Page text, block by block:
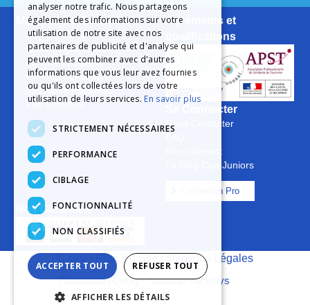
Mieux nous Connaître
Notre Histoire
Notre Engagement
La Charte Qualité
Le Projet Educatif
Les Aides Possibles
Les Groupes
Agréments et
qualifications
Se Connecter
Nous Contacter
Recrutement
Le Blog Cap Juniors
Connexion Pro
Nos Garanties
Plan Du Site
Mentions Légales
Réalisation Cubiq–Solution Vackelys
analyser notre trafic. Nous partageons
également des informations sur votre
utilisation de notre site avec nos
partenaires de publicité et d'analyse qui
peuvent les combiner avec d'autres
informations que vous leur avez fournies
ou qu'ils ont collectées lors de votre
utilisation de leurs services. En savoir plus
STRICTEMENT NÉCESSAIRES
PERFORMANCE
CIBLAGE
FONCTIONNALITÉ
NON CLASSIFIÉS
ACCEPTER TOUT REFUSER TOUT
AFFICHER LES DÉTAILS